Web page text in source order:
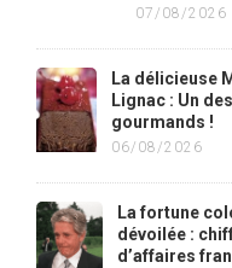
07/08/2026
La délicieuse
Lignac : Un
gourmands !
06/08/2026
La fortune
dévoilée :
d’affaires